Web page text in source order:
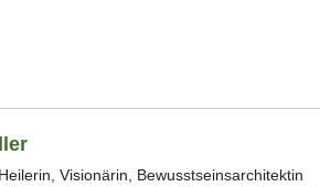
Visionärin, Bewusstseinsarchitektin